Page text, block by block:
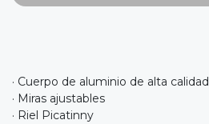
· Cuerpo de aluminio de alta calidad
· Miras ajustables
· Riel Picatinny